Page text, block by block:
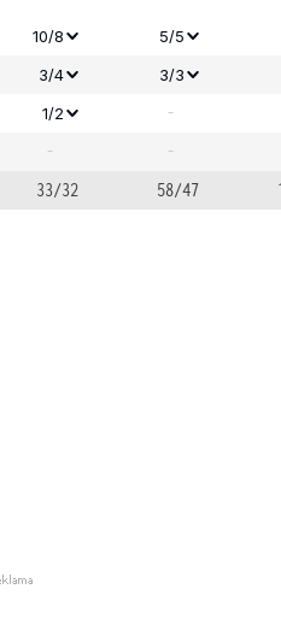
10/8
5/5
3/4
3/3
1/2 -
-
-
33/32 58/47